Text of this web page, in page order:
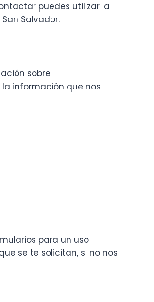
puedes utilizar la
Salvador.
sobre
información que nos
para un uso
se te solicitan, si no nos